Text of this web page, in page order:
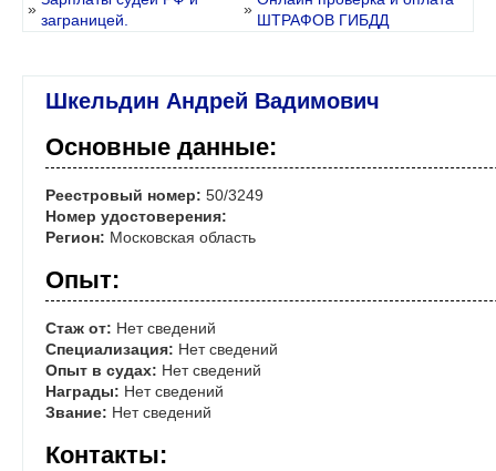
»
заграницей.
»
ШТРАФОВ ГИБДД
Шкельдин Андрей Вадимович
Основные данные:
Реестровый номер: 50/3249
Номер удостоверения:
Регион: Московская область
Опыт:
Стаж от: Нет сведений
Специализация: Нет сведений
Опыт в судах: Нет сведений
Награды: Нет сведений
Звание: Нет сведений
Контакты: